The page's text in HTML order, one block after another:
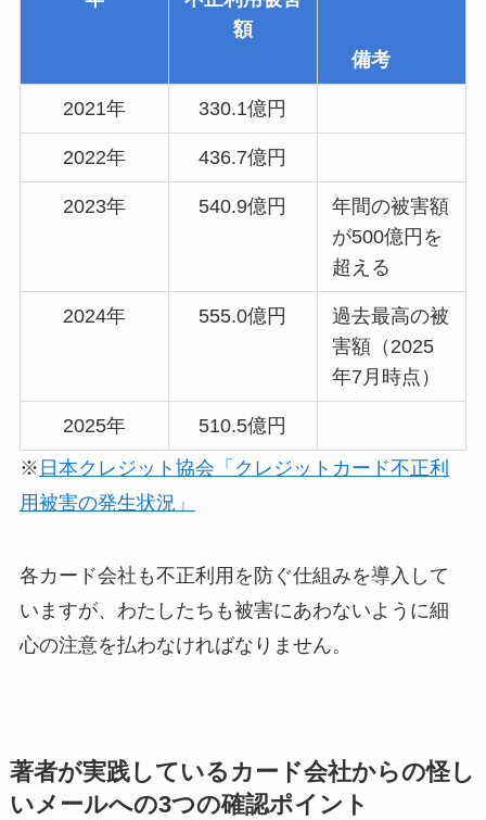
額
備考
2021年 330.1億円
2022年 436.7億円
2023年 540.9億円
年間の被害額
が500億円を
超える
2024年 555.0億円
過去最高の被
害額（2025
年7月時点）
2025年
510.5億円
※ 日本クレジット協会「クレジットカード不正利
用被害の発生状況」
各カード会社も不正利用を防ぐ仕組みを導入して
いますが、わたしたちも被害にあわないように細
心の注意を払わなければなりません。
著者が実践しているカード会社からの怪し
いメールへの3つの確認ポイント